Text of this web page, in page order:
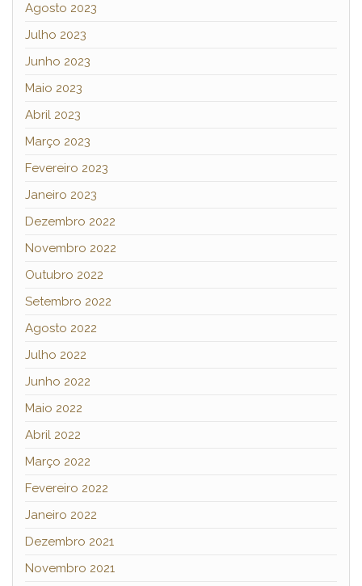
Agosto 2023
Julho 2023
Junho 2023
Maio 2023
Abril 2023
Março 2023
Fevereiro 2023
Janeiro 2023
Dezembro 2022
Novembro 2022
Outubro 2022
Setembro 2022
Agosto 2022
Julho 2022
Junho 2022
Maio 2022
Abril 2022
Março 2022
Fevereiro 2022
Janeiro 2022
Dezembro 2021
Novembro 2021